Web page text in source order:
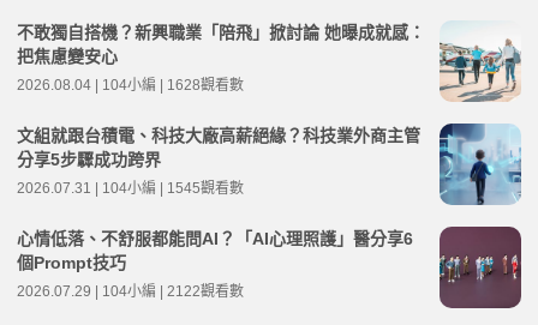
不敢獨自搭機？新興職業「陪飛」掀討論 她曝成就感：
把焦慮變安心
2026.08.04 | 104小編 | 1628觀看數
文組就跟台積電、科技大廠高薪絕緣？科技業外商主管
分享5步驟成功跨界
2026.07.31 | 104小編 | 1545觀看數
心情低落、不舒服都能問AI？「AI心理照護」醫分享6
個Prompt技巧
2026.07.29 | 104小編 | 2122觀看數